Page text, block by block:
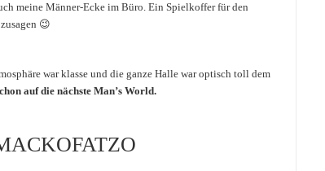
meine Männer-Ecke im Büro. Ein Spielkoffer für den
😉
war klasse und die ganze Halle war optisch toll dem
auf die nächste Man’s World.